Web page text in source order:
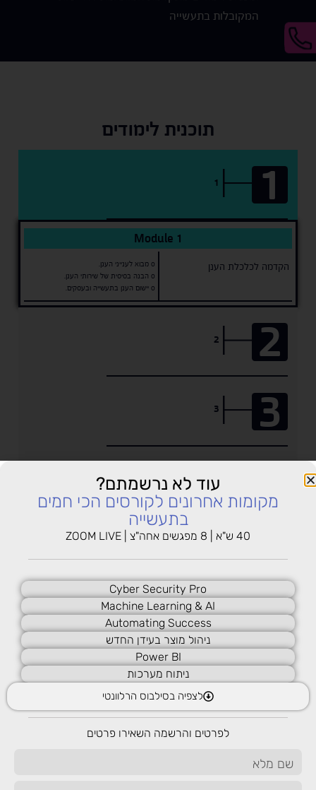
המקובלות בתעשייה
תוכנית לימודים
1
1
Module 1
o מבוא לענייני הענן.
o הבנה בסיסית של שירותי הענן.
o יישום הענן בתעשייה ובעסקים.
הקדמה לכלכלת הענן
2
2
3
3
4
4
5
6
6
שיחה ללא עלות עם יועץ לימודים
עוד לא נרשמתם?
מקומות אחרונים לקורסים הכי חמים
בתעשייה
40 ש"א | 8 מפגשים אחה"צ | ZOOM LIVE
Cyber Security Pro
Machine Learning & AI
Automating Success
ניהול מוצר בעידן החדש
Power BI
ניתוח מערכות
לצפיה בסילבוס הרלוונטי
לפרטים והרשמה השאירו פרטים